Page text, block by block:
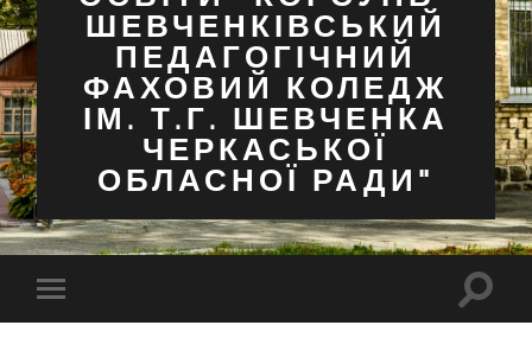
ШЕВЧЕНКІВСЬКИЙ
ПЕДАГОГІЧНИЙ
ФАХОВИЙ КОЛЕДЖ
ІМ. Т.Г. ШЕВЧЕНКА
ЧЕРКАСЬКОЇ
ОБЛАСНОЇ РАДИ"
Перемкнути
мобільне